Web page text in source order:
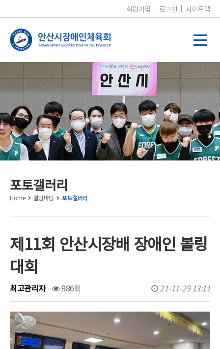
회원가입 로그인 사이트맵
알림마당
공지사항
행사/대회일정
문서자료실
보도자료
포토갤러리
유튜브영상
포토갤러리
Home 알림마당 포토갤러리
제11회 안산시장배 장애인 볼링
대회
최고관리자 986회 21-11-29 13:11